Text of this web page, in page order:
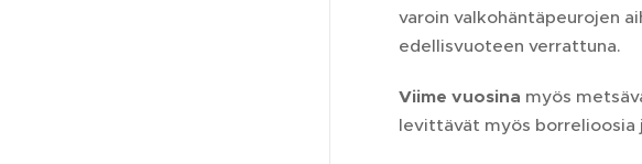
varoin valkohäntäpeurojen
edellisvuoteen verrattuna.
Viime vuosina myös
levittävät myös borrelioosia